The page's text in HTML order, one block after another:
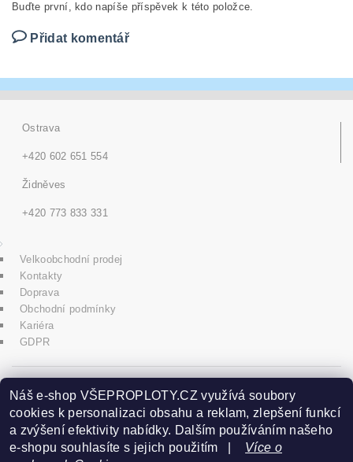
Buďte první, kdo napíše příspěvek k této položce.
Přidat komentář
Ostrava
+420 602 651 554
Židněves
+420 773 833 331
Velkoobchodní prodej
Kontakty
Doprava
Obchodní podmínky
Kariéra
GDPR
icons8.com
Praha - Herink
Náš e-shop VŠEPROPLOTY.CZ využívá soubory
cookies k personalizaci obsahu a reklam, zlepšení funkcí
a zvýšení efektivity nabídky. Dalším používáním našeho
e-shopu souhlasíte s jejich použitím | Více o